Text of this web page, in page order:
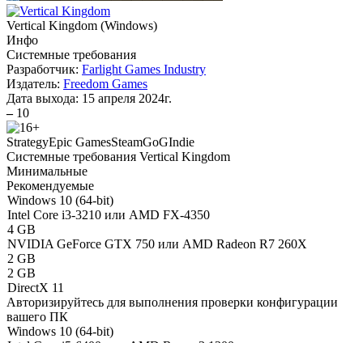
Vertical Kingdom (Windows)
Инфо
Системные требования
Разработчик: Farlight Games Industry
Издатель: Freedom Games
Дата выхода: 15 апреля 2024г.
– 10
StrategyEpic GamesSteamGoGIndie
Системные требования Vertical Kingdom
Минимальные
Рекомендуемые
Windows 10 (64-bit)
Intel Core i3-3210 или AMD FX-4350
4 GB
NVIDIA GeForce GTX 750 или AMD Radeon R7 260X
2 GB
2 GB
DirectX 11
Авторизируйтесь для выполнения проверки конфигурации
вашего ПК
Windows 10 (64-bit)